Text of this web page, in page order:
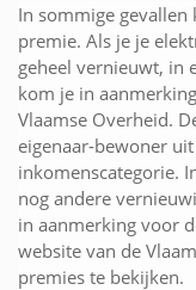
In sommige
premie. Als je je
geheel vernieuwt, in
kom je in
Vlaamse Overheid.
eigenaar-bewoner
inkomenscategorie.
nog andere
in aanmerking voor
website van de
premies te bekijken.